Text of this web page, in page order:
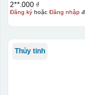
In lưới (silk
quang, trong
2**.000 ₫
Đăng kýhoặc Đăng nhập
Thủy tinh